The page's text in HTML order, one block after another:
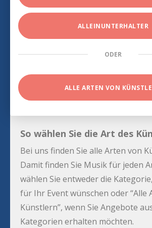
ALLEINUNTERHALTER
ODER
ALLE ARTEN VON
So wählen Sie die Art des
Bei uns finden Sie alle Arten von
Damit finden Sie Musik für jeden
wählen Sie entweder die
für Ihr Event wünschen oder “Alle
Künstlern”, wenn Sie Angebote
Kategorien erhalten möchten.